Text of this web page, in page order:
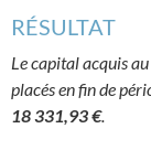
RÉSULTAT
Le capital acquis
placés en fin de
18 331,93 €.